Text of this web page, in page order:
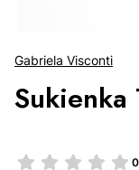
Gabriela Visconti
Sukienka